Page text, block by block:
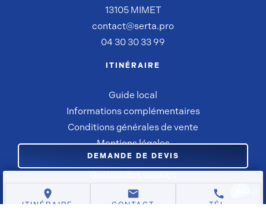
place
ITINÉRAIRE
mail
CONTACT
call
TÉL.
DEMANDE DE DEVIS
13105 MIMET
contact@serta.pro
04 30 30 33 99
ITINÉRAIRE
Guide local
Informations complémentaires
Conditions générales de vente
Mentions légales
Politique de confidentialité